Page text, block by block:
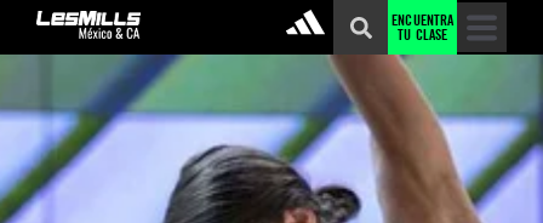
ENCUENTRA
TU CLASE